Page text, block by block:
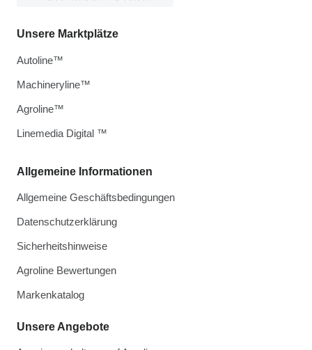
Allgemeine Informationen
Allgemeine Geschäftsbedingungen
Datenschutzerklärung
Sicherheitshinweise
Agroline Bewertungen
Markenkatalog
Unsere Angebote
Unsere Marktplätze
Autoline™
Machineryline™
Agroline™
Linemedia Digital ™